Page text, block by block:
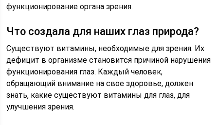
функционирование органа зрения.
Что создала для наших глаз природа?
Существуют витамины, необходимые для зрения. Их
дефицит в организме становится причиной нарушения
функционирования глаз. Каждый человек,
обращающий внимание на свое здоровье, должен
знать, какие существуют витамины для глаз, для
улучшения зрения.